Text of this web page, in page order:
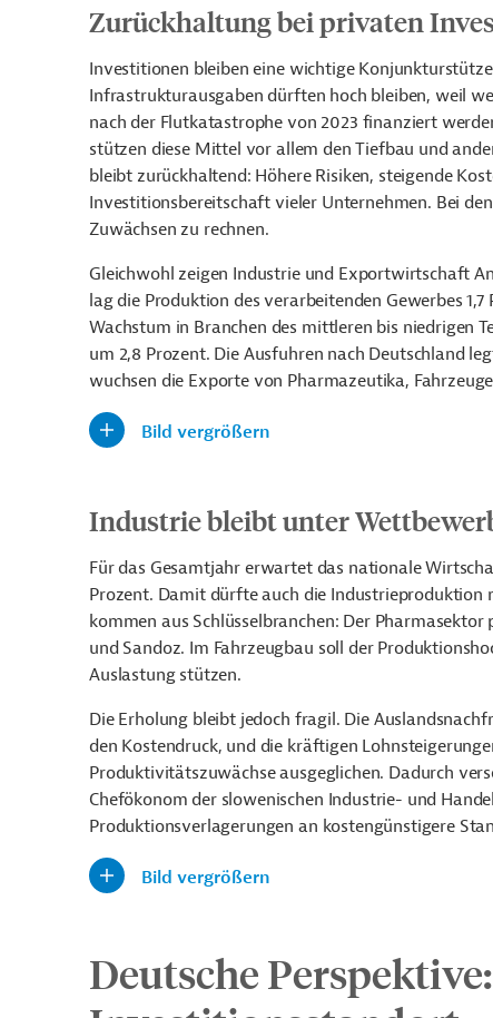
Zurückhaltung bei privaten
Investitionen bleiben eine wichtige
Infrastrukturausgaben dürften hoch bleiben, weil
nach der Flutkatastrophe von 2023 finanziert
stützen diese Mittel vor allem den Tiefbau und
bleibt zurückhaltend: Höhere Risiken, steigende
Investitionsbereitschaft vieler Unternehmen. Bei
Zuwächsen zu rechnen.
Gleichwohl zeigen Industrie und Exportwirtschaft
lag die Produktion des verarbeitenden Gewerbes
Wachstum in Branchen des mittleren bis niedrigen
um 2,8 Prozent. Die Ausfuhren nach Deutschland
wuchsen die Exporte von Pharmazeutika,
Bild vergrößern
Industrie bleibt unter
Für das Gesamtjahr erwartet das nationale
Prozent. Damit dürfte auch die Industrieproduktion
kommen aus Schlüsselbranchen: Der
und Sandoz. Im Fahrzeugbau soll der
Auslastung stützen.
Die Erholung bleibt jedoch fragil. Die
den Kostendruck, und die kräftigen
Produktivitätszuwächse ausgeglichen. Dadurch
Chefökonom der slowenischen Industrie- und
Produktionsverlagerungen an kostengünstigere
Bild vergrößern
Deutsche